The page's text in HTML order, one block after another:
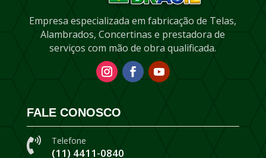
Empresa especializada em fabricação de Telas,
Alambrados, Concertinas e prestadora de
serviços com mão de obra qualificada.
FALE CONOSCO
 Telefone
(11) 4411-0840